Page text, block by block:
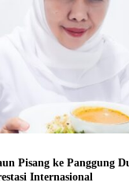
Pisang ke Panggung
Internasional